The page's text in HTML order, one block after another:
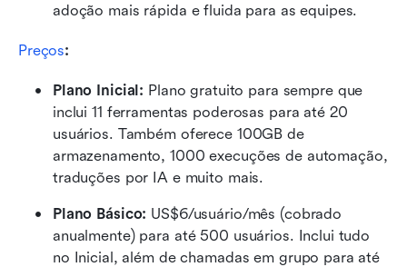
adoção mais rápida e fluida para as equipes.
Preços:
Plano Inicial: Plano gratuito para sempre que
inclui 11 ferramentas poderosas para até 20
usuários. Também oferece 100GB de
armazenamento, 1000 execuções de automação,
traduções por IA e muito mais.
Plano Básico: US$6/usuário/mês (cobrado
anualmente) para até 500 usuários. Inclui tudo
no Inicial, além de chamadas em grupo para até